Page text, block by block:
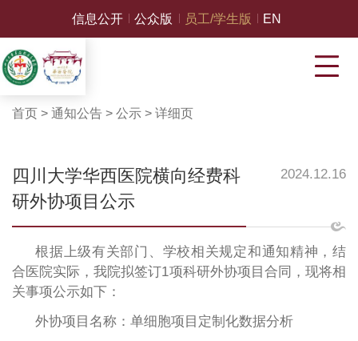
信息公开 公众版 员工/学生版 EN
首页 > 通知公告> 公示> 详细页
四川大学华西医院横向经费科
研外协项目公示
2024.12.16
根据上级有关部门、学校相关规定和通知精神，结
合医院实际，我院拟签订1项科研外协项目合同，现将相
关事项公示如下：
外协项目名称：单细胞项目定制化数据分析